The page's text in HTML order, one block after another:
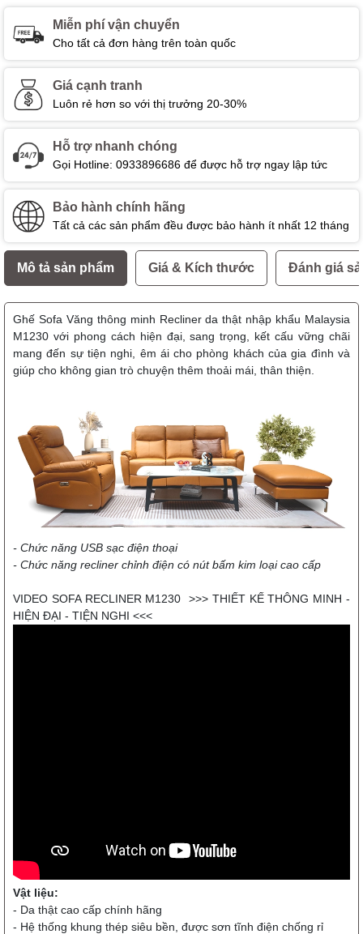
Miễn phí vận chuyển
Cho tất cả đơn hàng trên toàn quốc
Giá cạnh tranh
Luôn rẻ hơn so với thị trưởng 20-30%
Hỗ trợ nhanh chóng
Gọi Hotline: 0933896686 để được hỗ trợ ngay lập tức
Bảo hành chính hãng
Tất cả các sản phẩm đều được bảo hành ít nhất 12 tháng
Mô tả sản phẩm Giá & Kích thước Đánh giá
Ghế Sofa Văng thông minh Recliner da thật nhập khẩu Malaysia
M1230 với phong cách hiện đại, sang trọng, kết cấu vững chãi
mang đến sự tiện nghi, êm ái cho phòng khách của gia đình và
giúp cho không gian trò chuyện thêm thoải mái, thân thiện.
- Chức năng USB sạc điện thoại
- Chức năng recliner chỉnh điện có nút bấm kim loại cao cấp
VIDEO SOFA RECLINER M1230 >>> THIẾT KẾ THÔNG MINH -
HIỆN ĐẠI - TIỆN NGHI <<<
Vật liệu:
- Da thật cao cấp chính hãng
- Hệ thống khung thép siêu bền, được sơn tĩnh điện chống rỉ